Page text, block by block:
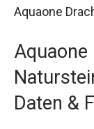
Aquaone
Aquaone
Daten &